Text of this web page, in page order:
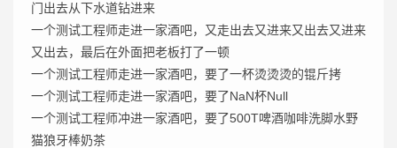
门出去从下水道钻进来
一个测试工程师走进一家酒吧，又走出去又进来又出去又进来
又出去，最后在外面把老板打了一顿
一个测试工程师走进一家酒吧，要了一杯烫烫烫的锟斤拷
一个测试工程师走进一家酒吧，要了NaN杯Null
一个测试工程师冲进一家酒吧，要了500T啤酒咖啡洗脚水野
猫狼牙棒奶茶